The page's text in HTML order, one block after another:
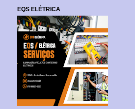
EQS ELÉTRICA